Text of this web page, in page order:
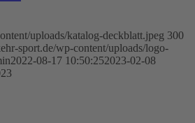
uploads/katalog-deckblatt.jpeg 300
sport.de/wp-content/uploads/logo-
2022-08-17 10:50:252023-02-08